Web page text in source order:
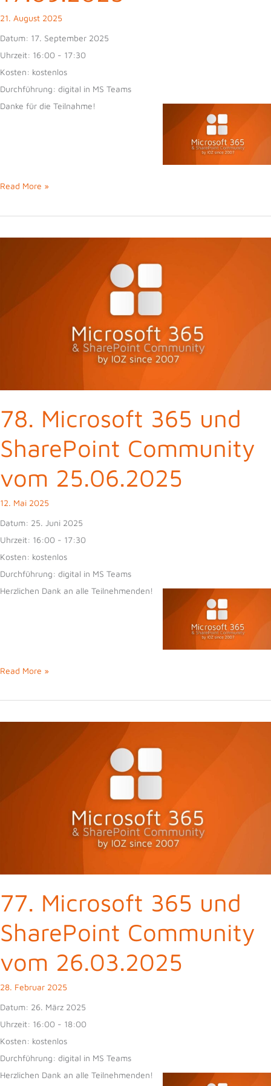
21. August 2025
Datum: 17. September 2025
Uhrzeit: 16:00 - 17:30
Kosten: kostenlos
Durchführung: digital in MS Teams
Danke für die Teilnahme!
79.
SharePoint
vom
Read More »
78. Microsoft 365 und
SharePoint Community
vom 25.06.2025
12. Mai 2025
Datum: 25. Juni 2025
Uhrzeit: 16:00 - 17:30
Kosten: kostenlos
Durchführung: digital in MS Teams
Herzlichen Dank an alle Teilnehmenden!
78.
und
Community
Read More »
77. Microsoft 365 und
SharePoint Community
vom 26.03.2025
28. Februar 2025
Datum: 26. März 2025
Uhrzeit: 16:00 - 18:00
Kosten: kostenlos
Durchführung: digital in MS Teams
Herzlichen Dank an alle Teilnehmenden!